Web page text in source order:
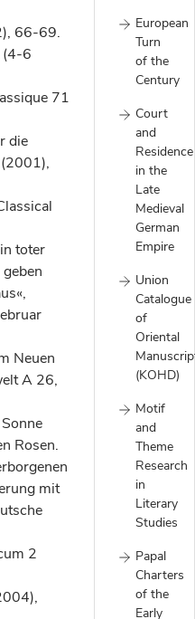
European
Turn
of the
Century
Court
and
Residence
in the
Late
Medieval
German
Empire
Union
Catalogue
of
Oriental
(KOHD)
Motif
and
Theme
Research
in
Literary
Studies
Papal
Charters
of the
Early
66-69.
(4-6
71
die
toter
Neuen
A 26,
Rosen.
mit
2